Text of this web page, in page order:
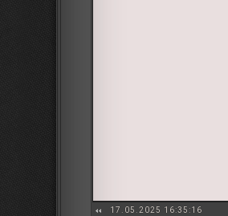
17.05.2025 16:35:16